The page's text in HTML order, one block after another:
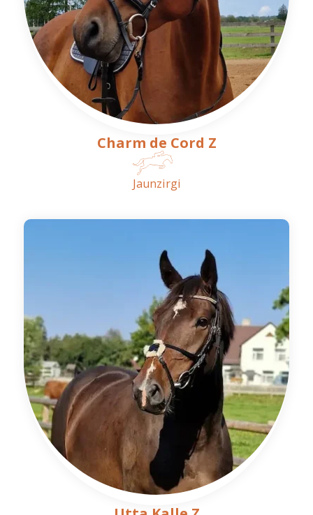
Charm de Cord Z
Jaunzirgi